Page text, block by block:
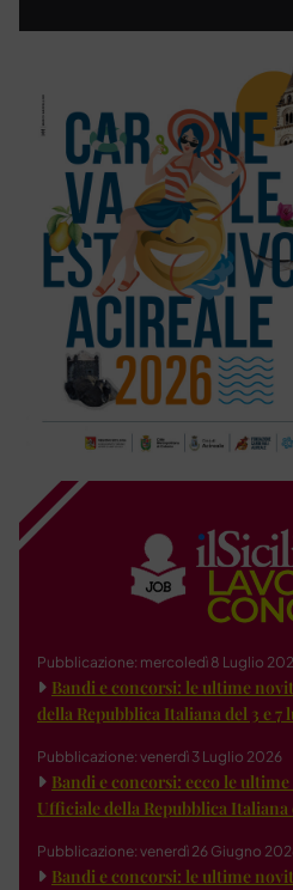
Pubblicazione: mercoledì 8 Luglio
Bandi e concorsi: le ultime
della Repubblica Italiana del 3 e 7
Pubblicazione: venerdì 3 Luglio 2026
Bandi e concorsi: ecco le
Ufficiale della Repubblica Italiana
Pubblicazione: venerdì 26 Giugno
Bandi e concorsi: le ultime